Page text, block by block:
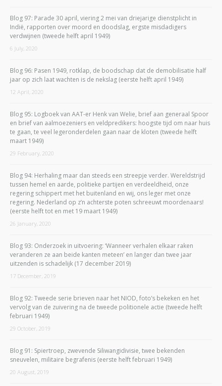
Blog 97: Parade 30 april, viering 2 mei van driejarige dienstplicht in
Indië, rapporten over moord en doodslag, ergste misdadigers
verdwijnen (tweede helft april 1949)
6 July, 2020
Blog 96: Pasen 1949, rotklap, de boodschap dat de demobilisatie half
jaar op zich laat wachten is de nekslag (eerste helft april 1949)
12 April, 2020
Blog 95: Logboek van AAT-er Henk van Welie, brief aan generaal Spoor
en brief van aalmoezeniers en veldpredikers: hoogste tijd om naar huis
te gaan, te veel legeronderdelen gaan naar de kloten (tweede helft
maart 1949)
29 February, 2020
Blog 94: Herhaling maar dan steeds een streepje verder. Wereldstrijd
tussen hemel en aarde, politieke partijen en verdeeldheid, onze
regering schippert met het buitenland en wij, ons leger met onze
regering. Nederland op z’n achterste poten schreeuwt moordenaars!
(eerste helft tot en met 19 maart 1949)
26 January, 2020
Blog 93: Onderzoek in uitvoering: ‘Wanneer verhalen elkaar raken
veranderen ze aan beide kanten meteen’ en langer dan twee jaar
uitzenden is schadelijk (17 december 2019)
17 December, 2019
Blog 92: Tweede serie brieven naar het NIOD, foto’s bekeken en het
vervolg van de zuivering na de tweede politionele actie (tweede helft
februari 1949)
29 October, 2019
Blog 91: Spiertroep, zwevende Siliwangidivisie, twee bekenden
sneuvelen, militaire begrafenis (eerste helft februari 1949)
20 August, 2019